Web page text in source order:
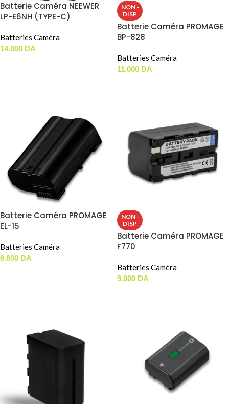
Batterie Caméra NEEWER
LP-E6NH (TYPE-C)
Batteries Caméra
14.000 DA
NON -
DISP
Batterie Caméra PROMAGE
BP-828
Batteries Caméra
11.000 DA
Batterie Caméra PROMAGE
EL-15
Batteries Caméra
6.800 DA
NON -
DISP
Batterie Caméra PROMAGE
F770
Batteries Caméra
9.000 DA